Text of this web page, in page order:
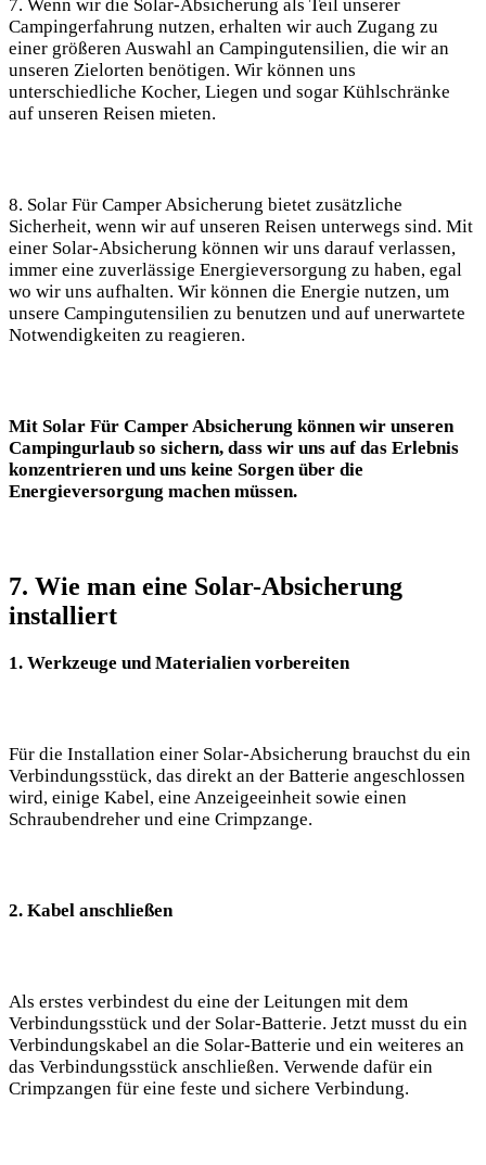
7. Wenn wir​ die ⁢Solar-Absicherung als Teil unserer
Campingerfahrung nutzen, ⁤erhalten wir⁣ auch Zugang zu
einer größeren Auswahl an Campingutensilien, die wir ⁢an
unseren Zielorten benötigen. Wir können uns
unterschiedliche Kocher, Liegen und sogar Kühlschränke
auf unseren Reisen mieten.
8. ​Solar Für Camper Absicherung ⁢bietet zusätzliche
Sicherheit, wenn wir auf unseren Reisen unterwegs sind. Mit
einer Solar-Absicherung können wir ​uns​ darauf verlassen,
immer ⁢eine zuverlässige ‌Energieversorgung ⁣zu haben, egal
wo wir uns aufhalten. Wir‍ können die Energie nutzen, um
unsere Campingutensilien zu benutzen und auf unerwartete
Notwendigkeiten zu reagieren.
Mit Solar Für Camper ​Absicherung können wir unseren
Campingurlaub so‌ sichern, dass wir uns auf das Erlebnis
konzentrieren und uns keine‍ Sorgen über die
Energieversorgung machen müssen.
7. Wie ​man eine Solar-Absicherung⁤
installiert
1. Werkzeuge und Materialien⁤ vorbereiten
Für ⁤die Installation ​einer Solar-Absicherung brauchst ‍du‌ ein
Verbindungsstück, das‌ direkt an der Batterie ⁢angeschlossen
wird, einige Kabel, eine Anzeigeeinheit sowie einen
Schraubendreher und⁣ eine Crimpzange.
2. Kabel anschließen
Als ‌erstes verbindest du ⁤eine der Leitungen mit⁣ dem
Verbindungsstück ⁣und‍ der Solar-Batterie. Jetzt musst​ du ​ein
Verbindungskabel an die Solar-Batterie und⁢ ein⁤ weiteres an
das Verbindungsstück anschließen. Verwende dafür ein
⁢Crimpzangen für ​eine feste und sichere Verbindung.